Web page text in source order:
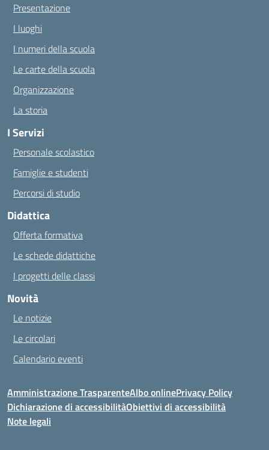
Presentazione
I luoghi
I numeri della scuola
Le carte della scuola
Organizzazione
La storia
I Servizi
Personale scolastico
Famiglie e studenti
Percorsi di studio
Didattica
Offerta formativa
Le schede didattiche
I progetti delle classi
Novità
Le notizie
Le circolari
Calendario eventi
Amministrazione TrasparenteAlbo onlinePrivacy Policy
Dichiarazione di accessibilitàObiettivi di accessibilità
Note legali